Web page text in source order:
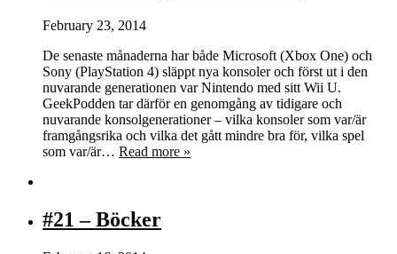
February 23, 2014
De senaste månaderna har både Microsoft (Xbox One) och
Sony (PlayStation 4) släppt nya konsoler och först ut i den
nuvarande generationen var Nintendo med sitt Wii U.
GeekPodden tar därför en genomgång av tidigare och
nuvarande konsolgenerationer – vilka konsoler som var/är
framgångsrika och vilka det gått mindre bra för, vilka spel
som var/är… Read more »
#21 – Böcker